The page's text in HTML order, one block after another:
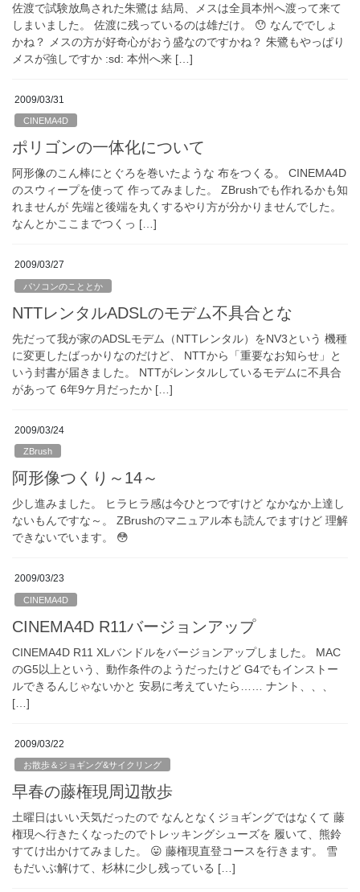
佐渡で試験放鳥された朱鷺は 結局、メスは全員本州へ渡って来て
しまいました。 佐渡に残っているのは雄だけ。 😯 なんででしょ
かね？ メスの方が好奇心がおう盛なのですかね？ 朱鷺もやっぱり
メスが強しですか :sd: 本州へ来 […]
2009/03/31
CINEMA4D
ポリゴンの一体化について
阿形像のこん棒にとぐろを巻いたような 布をつくる。 CINEMA4D
のスウィープを使って 作ってみました。 ZBrushでも作れるかも知
れませんが 先端と後端を丸くするやり方が分かりませんでした。
なんとかここまでつくっ […]
2009/03/27
パソコンのこととか
NTTレンタルADSLのモデム不具合とな
先だって我が家のADSLモデム（NTTレンタル）をNV3という 機種
に変更したばっかりなのだけど、 NTTから「重要なお知らせ」と
いう封書が届きました。 NTTがレンタルしているモデムに不具合
があって 6年9ケ月だったか […]
2009/03/24
ZBrush
阿形像つくり～14～
少し進みました。 ヒラヒラ感は今ひとつですけど なかなか上達し
ないもんですな～。 ZBrushのマニュアル本も読んでますけど 理解
できないでいます。 😳
2009/03/23
CINEMA4D
CINEMA4D R11バージョンアップ
CINEMA4D R11 XLバンドルをバージョンアップしました。 MAC
のG5以上という、動作条件のようだったけど G4でもインストー
ルできるんじゃないかと 安易に考えていたら…… ナント、、、
[…]
2009/03/22
お散歩＆ジョギング&サイクリング
早春の藤権現周辺散歩
土曜日はいい天気だったので なんとなくジョギングではなくて 藤
権現へ行きたくなったのでトレッキングシューズを 履いて、熊鈴
すてけ出かけてみました。 😛 藤権現直登コースを行きます。 雪
もだいぶ解けて、杉林に少し残っている […]